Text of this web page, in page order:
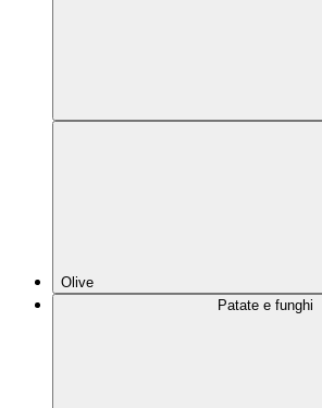
Olive
Patate e funghi